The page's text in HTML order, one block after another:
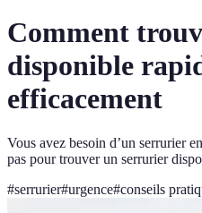
Comment
disponible
efficacement
Vous avez besoin d’un serrurier
pas pour trouver un serrurier
#serrurier#urgence#conseils